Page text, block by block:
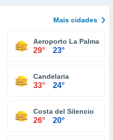
Mais cidades
Aeroporto La Palma
29° 23°
Candelaria
33° 24°
Costa del Silencio
26° 20°